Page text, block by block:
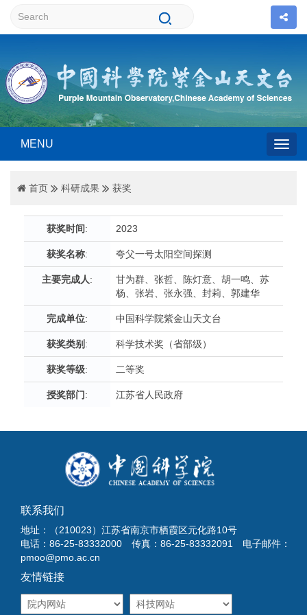
MENU
首页 科研成果 获奖
获奖时间: 2023
获奖名称: 夸父一号太阳空间探测
主要完成人:
甘为群、张哲、陈灯意、胡一鸣、苏
杨、张岩、张永强、封莉、郭建华
完成单位: 中国科学院紫金山天文台
获奖类别 : 科学技术奖（省部级）
获奖等级: 二等奖
授奖部门: 江苏省人民政府
联系我们
地址：（210023）江苏省南京市栖霞区元化路10号
电话：86-25-83332000 传真：86-25-83332091 电子邮件：
pmoo@pmo.ac.cn
友情链接